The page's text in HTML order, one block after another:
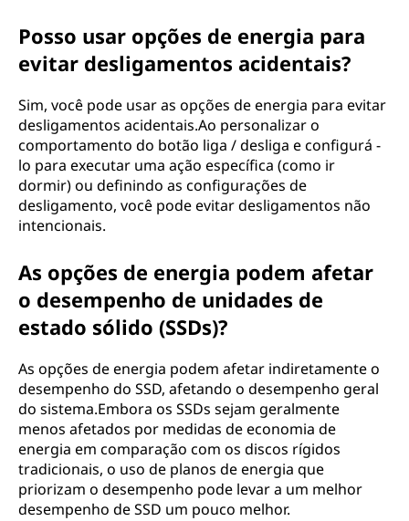
Posso usar opções de energia para
evitar desligamentos acidentais?
Sim, você pode usar as opções de energia para evitar
desligamentos acidentais.Ao personalizar o
comportamento do botão liga / desliga e configurá -
lo para executar uma ação específica (como ir
dormir) ou definindo as configurações de
desligamento, você pode evitar desligamentos não
intencionais.
As opções de energia podem afetar
o desempenho de unidades de
estado sólido (SSDs)?
As opções de energia podem afetar indiretamente o
desempenho do SSD, afetando o desempenho geral
do sistema.Embora os SSDs sejam geralmente
menos afetados por medidas de economia de
energia em comparação com os discos rígidos
tradicionais, o uso de planos de energia que
priorizam o desempenho pode levar a um melhor
desempenho de SSD um pouco melhor.